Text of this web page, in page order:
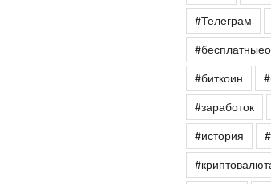
#Телеграм
#биткоин
#заработок
#история